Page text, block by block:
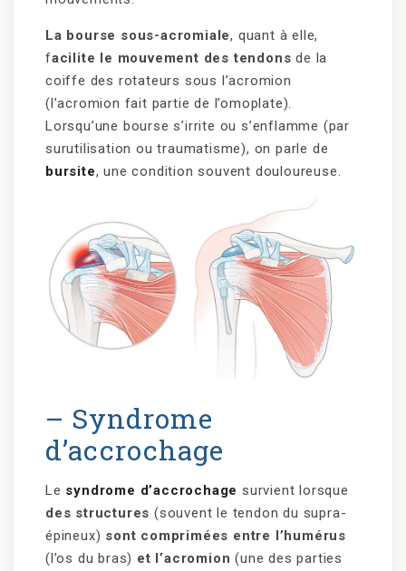
La bourse sous-acromiale, quant à elle,
facilite le mouvement des tendons de la
coiffe des rotateurs sous l’acromion
(l’acromion fait partie de l’omoplate).
Lorsqu’une bourse s’irrite ou s’enflamme (par
surutilisation ou traumatisme), on parle de
bursite, une condition souvent douloureuse.
– Syndrome
d’accrochage
Le syndrome d’accrochage survient lorsque
des structures (souvent le tendon du supra-
épineux) sont comprimées entre l’humérus
(l’os du bras) et l’acromion (une des parties